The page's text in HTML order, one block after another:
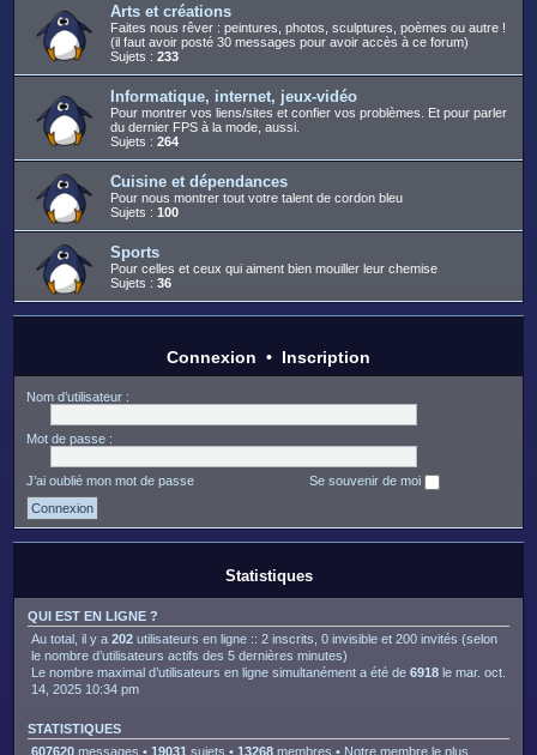
Arts et créations
Faites nous rêver : peintures, photos, sculptures, poèmes ou autre !
(il faut avoir posté 30 messages pour avoir accès à ce forum)
Sujets : 233
Informatique, internet, jeux-vidéo
Pour montrer vos liens/sites et confier vos problèmes. Et pour parler
du dernier FPS à la mode, aussi.
Sujets : 264
Cuisine et dépendances
Pour nous montrer tout votre talent de cordon bleu
Sujets : 100
Sports
Pour celles et ceux qui aiment bien mouiller leur chemise
Sujets : 36
Connexion • Inscription
Nom d’utilisateur :
Mot de passe :
J’ai oublié mon mot de passe Se souvenir de moi
Statistiques
QUI EST EN LIGNE ?
Au total, il y a 202 utilisateurs en ligne :: 2 inscrits, 0 invisible et 200 invités (selon
le nombre d’utilisateurs actifs des 5 dernières minutes)
Le nombre maximal d’utilisateurs en ligne simultanément a été de 6918 le mar. oct.
14, 2025 10:34 pm
STATISTIQUES
607620 messages • 19031 sujets • 13268 membres • Notre membre le plus